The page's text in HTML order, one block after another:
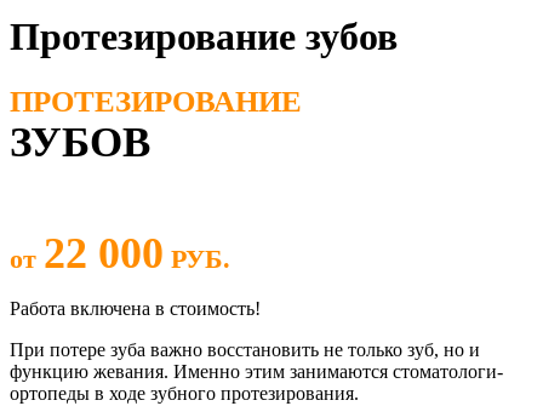
Протезирование зубов
ПРОТЕЗИРОВАНИЕ
ЗУБОВ
от 22 000 РУБ.
Работа включена в стоимость!
При потере зуба важно восстановить не только зуб, но и
функцию жевания. Именно этим занимаются стоматологи-
ортопеды в ходе зубного протезирования.